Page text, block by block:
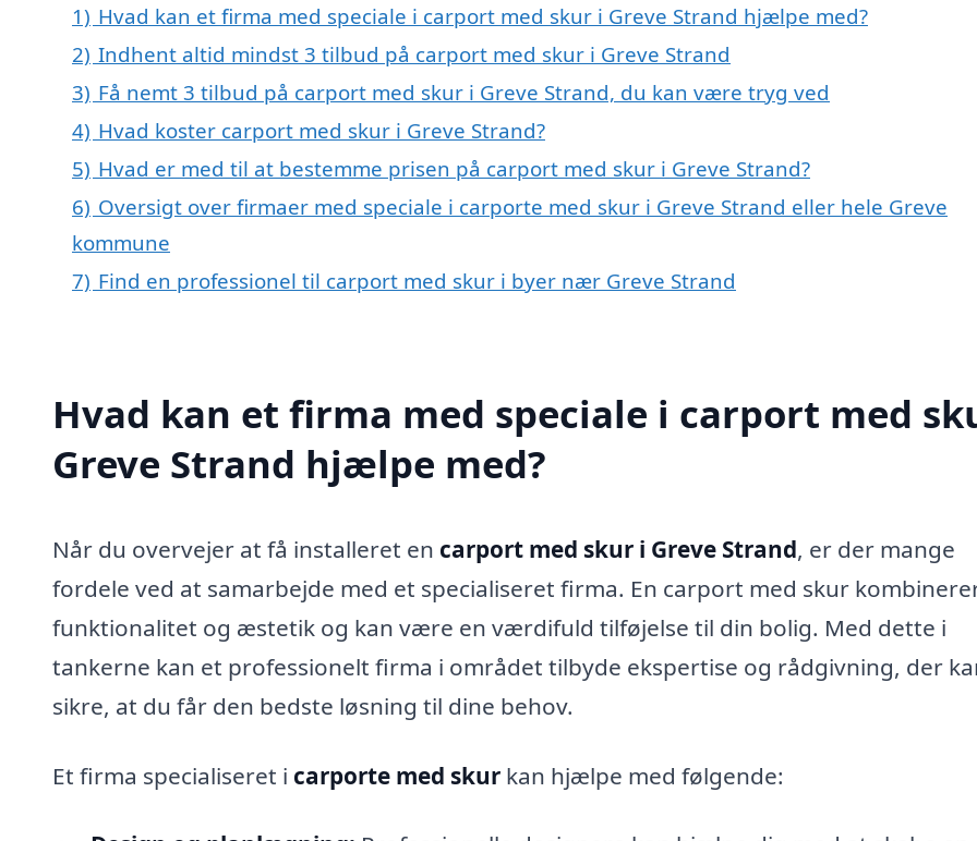
1) Hvad kan et firma med speciale i carport med skur i Greve Strand hjælpe med?
2) Indhent altid mindst 3 tilbud på carport med skur i Greve Strand
3) Få nemt 3 tilbud på carport med skur i Greve Strand, du kan være tryg ved
4) Hvad koster carport med skur i Greve Strand?
5) Hvad er med til at bestemme prisen på carport med skur i Greve Strand?
6) Oversigt over firmaer med speciale i carporte med skur i Greve Strand eller hele Greve
kommune
7) Find en professionel til carport med skur i byer nær Greve Strand
Hvad kan et firma med speciale i carport med
Greve Strand hjælpe med?
Når du overvejer at få installeret en carport med skur i Greve Strand, er der mange
fordele ved at samarbejde med et specialiseret firma. En carport med skur
funktionalitet og æstetik og kan være en værdifuld tilføjelse til din bolig. Med dette i
tankerne kan et professionelt firma i området tilbyde ekspertise og rådgivning, der
sikre, at du får den bedste løsning til dine behov.
Et firma specialiseret i carporte med skur kan hjælpe med følgende: